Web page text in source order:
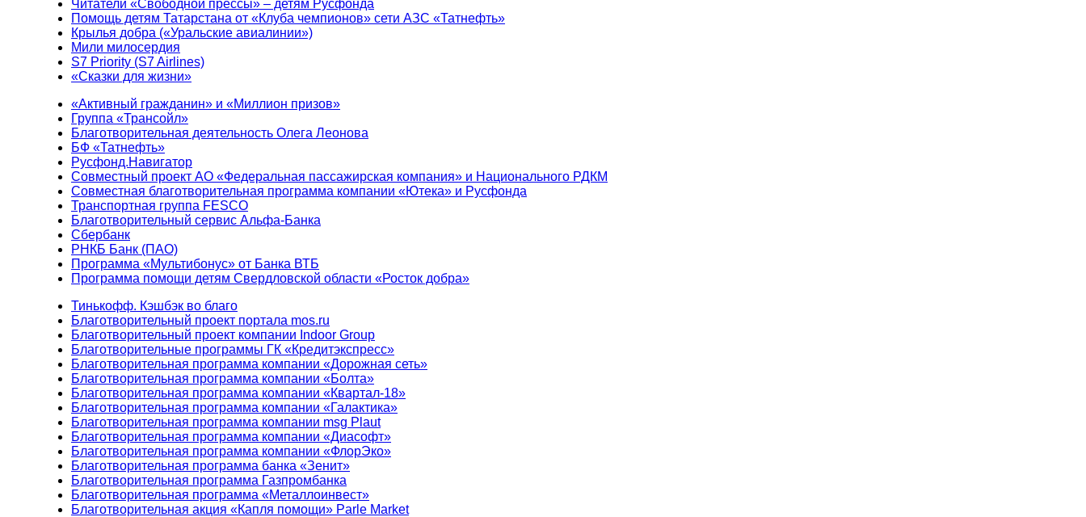
Читатели «Свободной прессы» – детям Русфонда
Помощь детям Татарстана от «Клуба чемпионов» сети АЗС «Татнефть»
Крылья добра («Уральские авиалинии»)
Мили милосердия
S7 Priority (S7 Airlines)
«Сказки для жизни»
«Активный гражданин» и «Миллион призов»
Группа «Трансойл»
Благотворительная деятельность Олега Леонова
БФ «Татнефть»
Русфонд.Навигатор
Совместный проект АО «Федеральная пассажирская компания» и Национального РДКМ
Совместная благотворительная программа компании «Ютека» и Русфонда
Транспортная группа FESCO
Благотворительный сервис Альфа-Банка
Сбербанк
РНКБ Банк (ПАО)
Программа «Мультибонус» от Банка ВТБ
Программа помощи детям Свердловской области «Росток добра»
Тинькофф. Кэшбэк во благо
Благотворительный проект портала mos.ru
Благотворительный проект компании Indoor Group
Благотворительные программы ГК «Кредитэкспресс»
Благотворительная программа компании «Дорожная сеть»
Благотворительная программа компании «Болта»
Благотворительная программа компании «Квартал-18»
Благотворительная программа компании «Галактика»
Благотворительная программа компании msg Plaut
Благотворительная программа компании «Диасофт»
Благотворительная программа компании «ФлорЭко»
Благотворительная программа банка «Зенит»
Благотворительная программа Газпромбанка
Благотворительная программа «Металлоинвест»
Благотворительная акция «Капля помощи» Parle Market